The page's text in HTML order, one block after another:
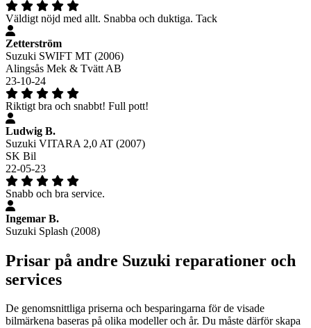
Väldigt nöjd med allt. Snabba och duktiga. Tack
Zetterström
Suzuki SWIFT MT (2006)
Alingsås Mek & Tvätt AB
23-10-24
Riktigt bra och snabbt! Full pott!
Ludwig B.
Suzuki VITARA 2,0 AT (2007)
SK Bil
22-05-23
Snabb och bra service.
Ingemar B.
Suzuki Splash (2008)
Prisar på andre Suzuki reparationer och
services
De genomsnittliga priserna och besparingarna för de visade
bilmärkena baseras på olika modeller och år. Du måste därför skapa